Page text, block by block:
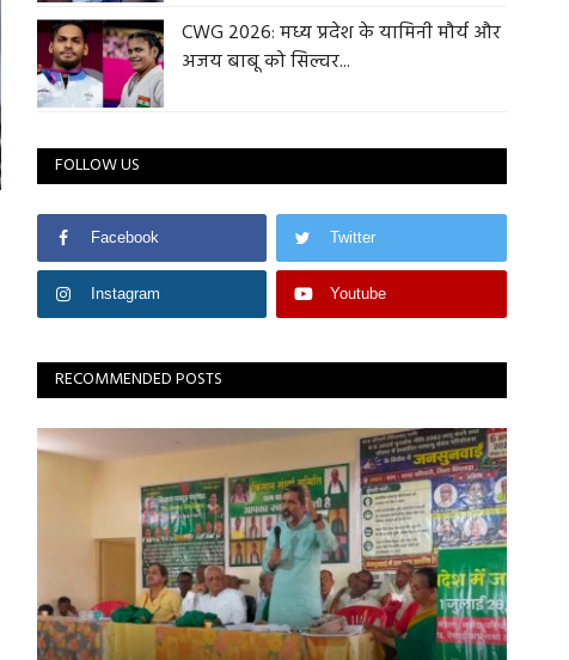
CWG 2026: मध्य प्रदेश के यामिनी मौर्य और
अजय बाबू को सिल्वर...
FOLLOW US
Facebook Twitter
Instagram Youtube
RECOMMENDED POSTS